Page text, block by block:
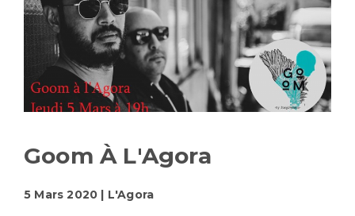
Goom À L'Agora
5 Mars 2020 | L'Agora